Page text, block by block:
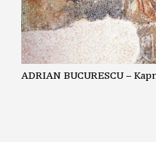
ADRIAN BUCURESCU –